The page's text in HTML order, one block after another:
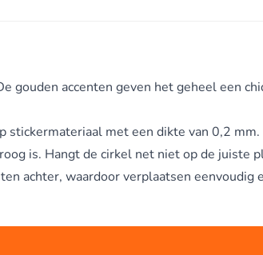
gouden accenten geven het geheel een
stickermateriaal met een dikte van 0,2
is. Hangt de cirkel net niet op de
achter, waardoor verplaatsen eenvoudig